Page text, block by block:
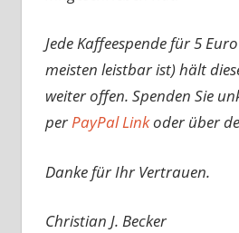
Jede Kaffeespende für 5
meisten leistbar ist) hält
weiter offen. Spenden Sie
perPayPal Linkoder über
Danke für Ihr Vertrauen.
Christian J. Becker